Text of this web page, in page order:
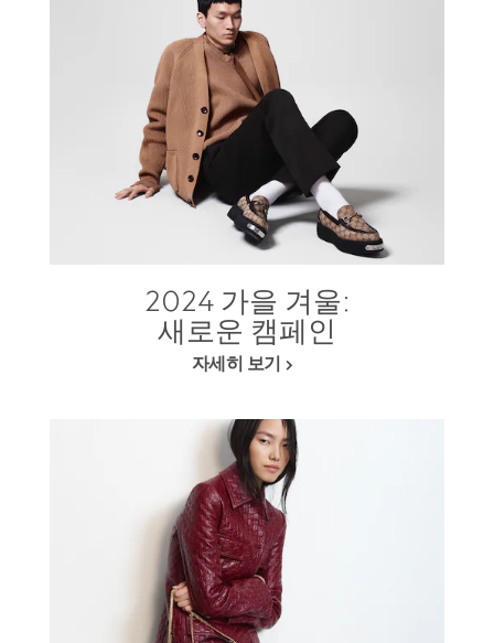
2024 가을 겨울:
새로운 캠페인
자세히 보기